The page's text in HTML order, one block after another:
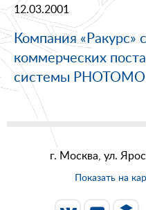
12.03.2001
Компания «Ракурс»
коммерческих
системы
г. Москва, ул.
Показать на